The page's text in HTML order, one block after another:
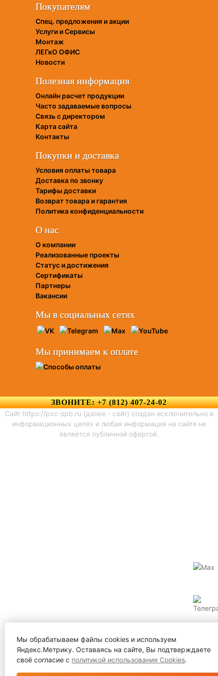
Покупателям
Спец. предложения и акции
Услуги и Сервисы
Монтаж
ЛЕГкО ОФИС
Новости
Полезная информация
Онлайн расчет продукции
Часто задаваемые вопросы
Связь с директором
Карта сайта
Контакты
Покупки и доставка
Условия оплаты товара
Доставка по звонку
Тарифы доставки
Возврат товара и гарантия
Политика конфиденциальности
О нас
О компании
Реализованные проекты
Статус и достижения
Сертификаты
Партнеры
Вакансии
Мы в социальных сетях
Мы принимаем к оплате
ЗВОНИТЕ: +7 (812) 407-24-02
Сайт https://pxc-spb.ru (далее - сайт) создан исключительно в
информационных целях и любая информация на сайте не
является публичной офертой.
Мы обрабатываем файлы cookies и используем
Яндекс.Метрику. Оставаясь на сайте, Вы подтверждаете
своё согласие с политикой использования Cookies.